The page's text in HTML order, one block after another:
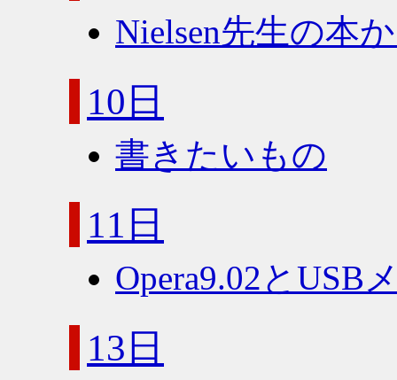
Nielsen先生の本
10日
書きたいもの
11日
Opera9.02とUSB
13日